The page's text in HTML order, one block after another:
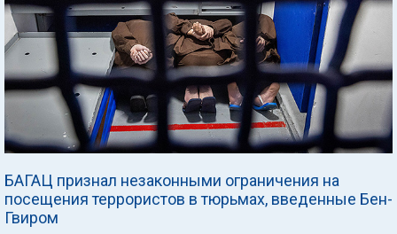
БАГАЦ признал незаконными ограничения на
посещения террористов в тюрьмах, введенные Бен-
Гвиром